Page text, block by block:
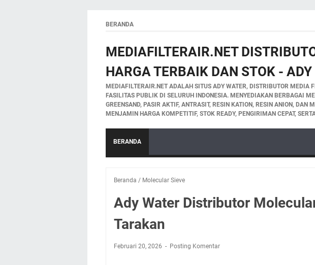
BERANDA
MEDIAFILTERAIR.NET
HARGA TERBAIK DAN STOK - ADY
MEDIAFILTERAIR.NET ADALAH SITUS ADY WATER, DISTRIBUTOR MEDIA
FASILITAS PUBLIK DI SELURUH INDONESIA. MENYEDIAKAN BERBAGAI
GREENSAND, PASIR AKTIF, ANTRASIT, RESIN KATION, RESIN ANION,
MENJAMIN HARGA KOMPETITIF, STOK READY, PENGIRIMAN CEPAT,
BERANDA
Beranda / Molecular Sieve
Ady Water Distributor
Tarakan
Februari 20, 2026 Posting Komentar